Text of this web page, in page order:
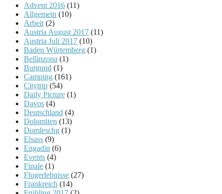
Advent 2016 (11)
Allgemein (10)
Arbeit (2)
Austria August 2017 (11)
Austria Juli 2017 (10)
Baden Würtemberg (1)
Bellinzona (1)
Burgund (1)
Camping (161)
Citytrip (54)
Daily Picture (1)
Davos (4)
Deutschland (4)
Dolomiten (13)
Domleschg (1)
Elsass (9)
Engadin (6)
Events (4)
Finale (1)
Flugerlebnisse (27)
Frankreich (14)